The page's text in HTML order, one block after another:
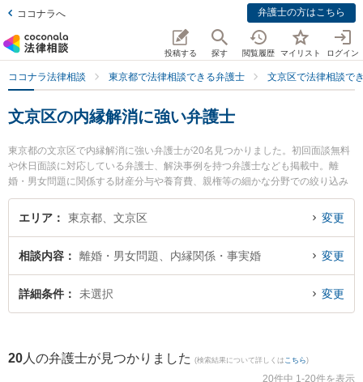
ココナラへ 弁護士の方はこちら
投稿する 探す 閲覧履歴 マイリスト ログイン
ココナラ法律相談 東京都で法律相談できる弁護士 文京区で法律相談で
文京区の内縁解消に強い弁護士
東京都の文京区で内縁解消に強い弁護士が20名見つかりました。初回面談無料
や休日面談に対応している弁護士、解決事例を持つ弁護士なども掲載中。離
婚・男女問題に関係する財産分与や養育費、親権等の細かな分野での絞り込み
検索もでき便利です。特にフリューゲル法律事務所 の佐々木 亮弁護士や壱岐坂
下法律事務所の武井 英輔弁護士、フリューゲル法律事務所 の豊田 雄一郎弁護
『内縁解消のトラブル解決の実績豊富な近くの弁護士を検索したい』『初回相
談無料で内縁解消を法律相談できる文京区内の弁護士に相談予約したい』など
でお困りの相談者さんにおすすめです。
エリア 東京都、文京区 変更
相談内容 離婚・男女問題、内縁関係・事実婚 変更
詳細条件 未選択 変更
20 人の弁護士が見つかりました (検索結果について詳しくは こちら)
20件中 1-20件を表示